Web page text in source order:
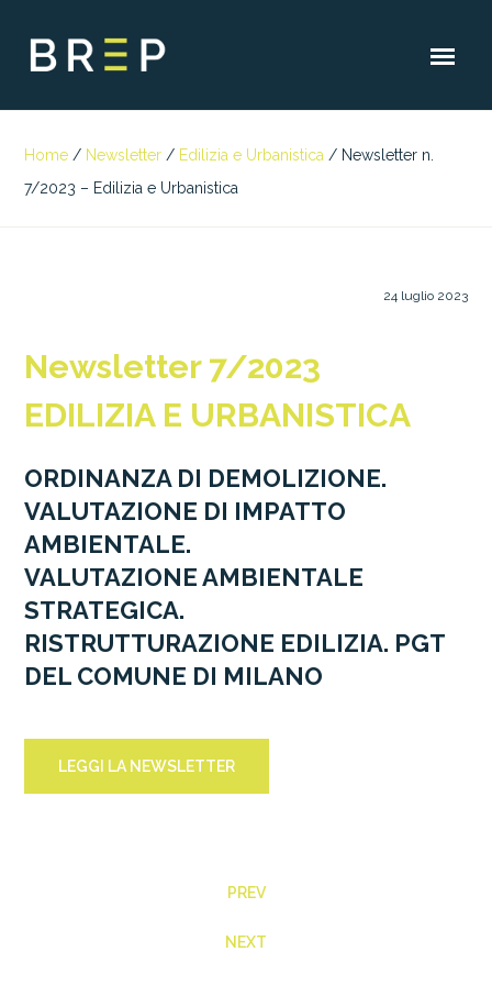
Home / Newsletter / Edilizia e Urbanistica / Newsletter n.
7/2023 – Edilizia e Urbanistica
24 luglio 2023
Newsletter 7/2023
EDILIZIA E URBANISTICA
ORDINANZA DI DEMOLIZIONE.
VALUTAZIONE DI IMPATTO
AMBIENTALE.
VALUTAZIONE AMBIENTALE
STRATEGICA.
RISTRUTTURAZIONE EDILIZIA. PGT
DEL COMUNE DI MILANO
LEGGI LA NEWSLETTER
PREV
NEXT